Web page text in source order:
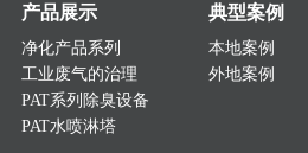
产品展示
净化产品系列
工业废气的治理
PAT系列除臭设备
PAT水喷淋塔
典型案例
本地案例
外地案例